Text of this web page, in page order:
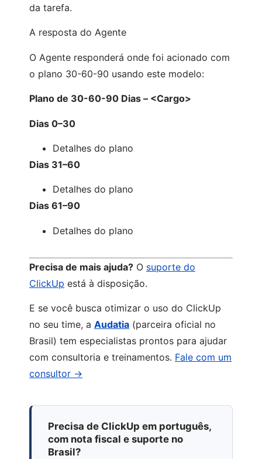
da tarefa.
A resposta do Agente
O Agente responderá onde foi acionado com
o plano 30-60-90 usando este modelo:
Plano de 30-60-90 Dias – <Cargo>
Dias 0–30
Detalhes do plano
Dias 31–60
Detalhes do plano
Dias 61–90
Detalhes do plano
Precisa de mais ajuda? O suporte do
ClickUp está à disposição.
E se você busca otimizar o uso do ClickUp
no seu time, a Audatia (parceira oficial no
Brasil) tem especialistas prontos para ajudar
com consultoria e treinamentos. Fale com um
consultor →
Precisa de ClickUp em português,
com nota fiscal e suporte no
Brasil?